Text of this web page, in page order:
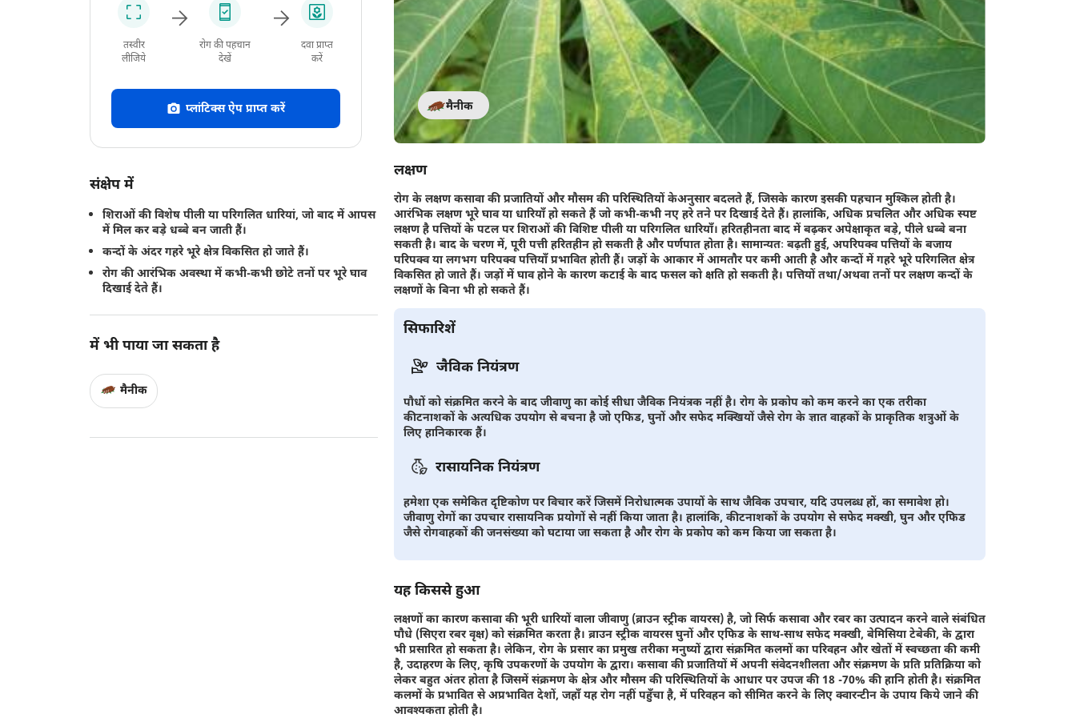
तस्वीर
लीजिये
रोग की पहचान
देखें
दवा प्राप्त
करें
प्लांटिक्स ऐप प्राप्त करें
संक्षेप में
शिराओं की विशेष पीली या परिगलित धारियां, जो बाद में आपस
में मिल कर बड़े धब्बे बन जाती हैं।
कन्दों के अंदर गहरे भूरे क्षेत्र विकसित हो जाते हैं।
रोग की आरंभिक अवस्था में कभी-कभी छोटे तनों पर भूरे घाव
दिखाई देते हैं।
में भी पाया जा सकता है
मैनीक
मैनीक
लक्षण
रोग के लक्षण कसावा की प्रजातियों और मौसम की परिस्थितियों केअनुसार बदलते हैं, जिसके कारण इसकी पहचान मुश्किल होती है।
आरंभिक लक्षण भूरे घाव या धारियाँ हो सकते हैं जो कभी-कभी नए हरे तने पर दिखाई देते हैं। हालांकि, अधिक प्रचलित और अधिक स्पष्ट
लक्षण है पत्तियों के पटल पर शिराओं की विशिष्ट पीली या परिगलित धारियाँ। हरितहीनता बाद में बढ़कर अपेक्षाकृत बड़े, पीले धब्बे बना
सकती है। बाद के चरण में, पूरी पत्ती हरितहीन हो सकती है और पर्णपात होता है। सामान्यतः बढ़ती हुई, अपरिपक्व पत्तियों के बजाय
परिपक्व या लगभग परिपक्व पत्तियाँ प्रभावित होती हैं। जड़ों के आकार में आमतौर पर कमी आती है और कन्दों में गहरे भूरे परिगलित क्षेत्र
विकसित हो जाते हैं। जड़ों में घाव होने के कारण कटाई के बाद फसल को क्षति हो सकती है। पत्तियों तथा/अथवा तनों पर लक्षण कन्दों के
लक्षणों के बिना भी हो सकते हैं।
सिफारिशें
जैविक नियंत्रण
पौधों को संक्रमित करने के बाद जीवाणु का कोई सीधा जैविक नियंत्रक नहीं है। रोग के प्रकोप को कम करने का एक तरीका
कीटनाशकों के अत्यधिक उपयोग से बचना है जो एफिड, घुनों और सफेद मक्खियों जैसे रोग के ज्ञात वाहकों के प्राकृतिक शत्रुओं के
लिए हानिकारक हैं।
रासायनिक नियंत्रण
हमेशा एक समेकित दृष्टिकोण पर विचार करें जिसमें निरोधात्मक उपायों के साथ जैविक उपचार, यदि उपलब्ध हों, का समावेश हो।
जीवाणु रोगों का उपचार रासायनिक प्रयोगों से नहीं किया जाता है। हालांकि, कीटनाशकों के उपयोग से सफेद मक्खी, घुन और एफिड
जैसे रोगवाहकों की जनसंख्या को घटाया जा सकता है और रोग के प्रकोप को कम किया जा सकता है।
यह किससे हुआ
लक्षणों का कारण कसावा की भूरी धारियों वाला जीवाणु (ब्राउन स्ट्रीक वायरस) है, जो सिर्फ कसावा और रबर का उत्पादन करने वाले संबंधित
पौधे (सिएरा रबर वृक्ष) को संक्रमित करता है। ब्राउन स्ट्रीक वायरस घुनों और एफिड के साथ-साथ सफेद मक्खी, बेमिसिया टेबेकी, के द्वारा
भी प्रसारित हो सकता है। लेकिन, रोग के प्रसार का प्रमुख तरीका मनुष्यों द्वारा संक्रमित कलमों का परिवहन और खेतों में स्वच्छता की कमी
है, उदाहरण के लिए, कृषि उपकरणों के उपयोग के द्वारा। कसावा की प्रजातियों में अपनी संवेदनशीलता और संक्रमण के प्रति प्रतिक्रिया को
लेकर बहुत अंतर होता है जिसमें संक्रमण के क्षेत्र और मौसम की परिस्थितियों के आधार पर उपज की 18 -70% की हानि होती है। संक्रमित
कलमों के प्रभावित से अप्रभावित देशों, जहाँ यह रोग नहीं पहुँचा है, में परिवहन को सीमित करने के लिए क्वारन्टीन के उपाय किये जाने की
आवश्यकता होती है।